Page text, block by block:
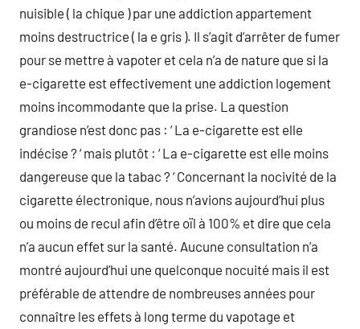
nuisible ( la chique ) par une addiction appartement
moins destructrice ( la e gris ). Il s’agit d’arrêter de fumer
pour se mettre à vapoter et cela n’a de nature que si la
e-cigarette est effectivement une addiction logement
moins incommodante que la prise. La question
grandiose n’est donc pas : ‘ La e-cigarette est elle
indécise ? ‘ mais plutôt : ‘ La e-cigarette est elle moins
dangereuse que la tabac ? ‘ Concernant la nocivité de la
cigarette électronique, nous n’avions aujourd’hui plus
ou moins de recul afin d’être oïl à 100% et dire que cela
n’a aucun effet sur la santé. Aucune consultation n’a
montré aujourd’hui une quelconque nocuité mais il est
préférable de attendre de nombreuses années pour
connaître les effets à long terme du vapotage et